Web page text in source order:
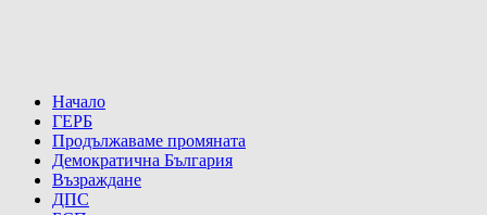
Начало
ГЕРБ
Продължаваме промяната
Демократична България
Възраждане
ДПС